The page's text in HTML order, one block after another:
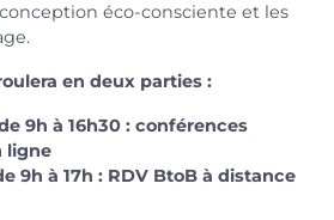
éco-consciente et les
en deux parties :
9h à 16h30 : conférences
ligne
9h à 17h : RDV BtoB à distance